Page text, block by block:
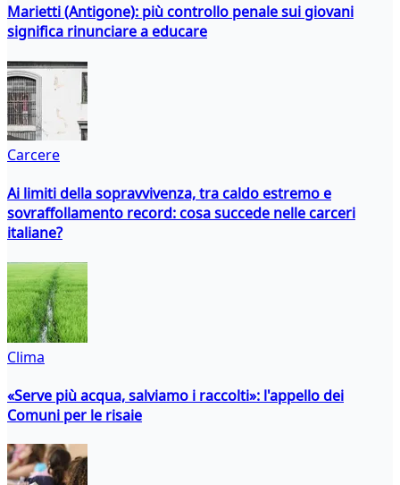
Marietti (Antigone): più controllo penale sui giovani
significa rinunciare a educare
Carcere
Ai limiti della sopravvivenza, tra caldo estremo e
sovraffollamento record: cosa succede nelle carceri
italiane?
Clima
«Serve più acqua, salviamo i raccolti»: l'appello dei
Comuni per le risaie